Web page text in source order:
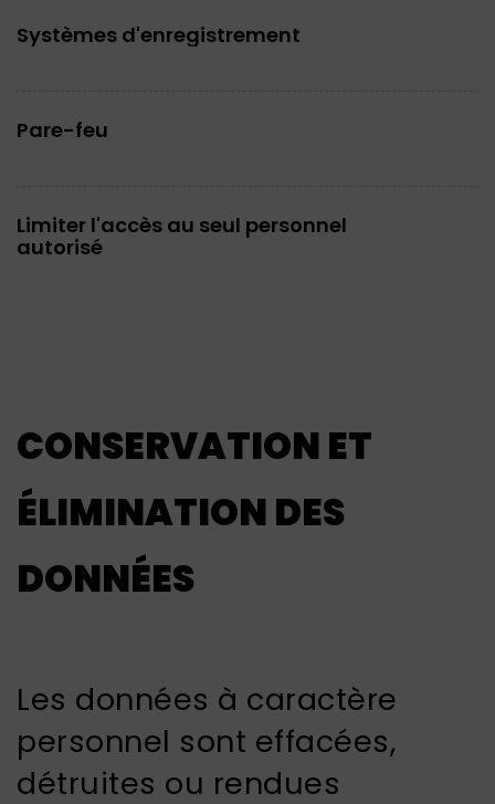
Systèmes d'enregistrement
Pare-feu
Limiter l'accès au seul personnel
autorisé
CONSERVATION ET
ÉLIMINATION DES
DONNÉES
Les données à caractère
personnel sont effacées,
détruites ou rendues